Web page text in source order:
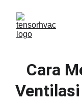
Cara